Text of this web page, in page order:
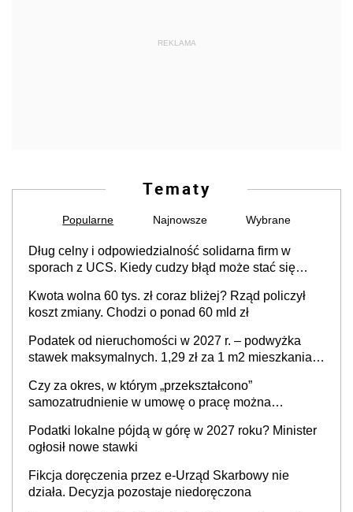
REKLAMA
Tematy
Popularne Najnowsze Wybrane
Dług celny i odpowiedzialność solidarna firm w
sporach z UCS. Kiedy cudzy błąd może stać się
Kwota wolna 60 tys. zł coraz bliżej? Rząd policzył
koszt zmiany. Chodzi o ponad 60 mld zł
Podatek od nieruchomości w 2027 r. – podwyżka
stawek maksymalnych. 1,29 zł za 1 m2 mieszkania,
prowadzeniem działalności gospodarczej
Czy za okres, w którym „przekształcono”
samozatrudnienie w umowę o pracę można
cywilnoprawnej jedynym racjonalnym wyjściem
Podatki lokalne pójdą w górę w 2027 roku? Minister
ogłosił nowe stawki
Fikcja doręczenia przez e-Urząd Skarbowy nie
działa. Decyzja pozostaje niedoręczona